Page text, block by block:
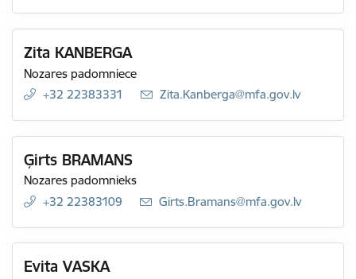
Zita KANBERGA
Nozares padomniece
+32 22383331
E-pasts:
Zita.Kanberga@mfa.gov.lv
Ģirts BRAMANS
Nozares padomnieks
+32 22383109
E-pasts:
Girts.Bramans@mfa.gov.lv
Evita VASKA